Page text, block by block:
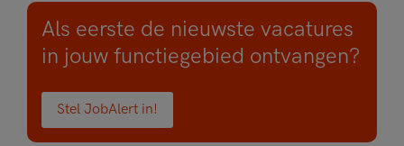
Als eerste de nieuwste vacatures
in jouw functiegebied ontvangen?
Stel JobAlert in!